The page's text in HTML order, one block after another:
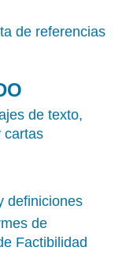
de referencias
de texto,
cartas
definiciones
de
Factibilidad